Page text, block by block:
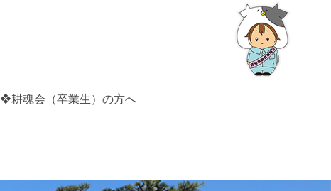
❖耕魂会（卒業生）の方へ